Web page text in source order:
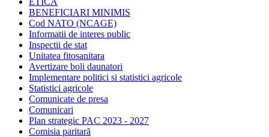
BENEFICIARI MINIMIS
Cod NATO (NCAGE)
Informatii de interes public
Inspectii de stat
Unitatea fitosanitara
Avertizare boli daunatori
Implementare politici si statistici agricole
Statistici agricole
Comunicate de presa
Comunicari
Plan strategic PAC 2023 - 2027
Comisia paritară